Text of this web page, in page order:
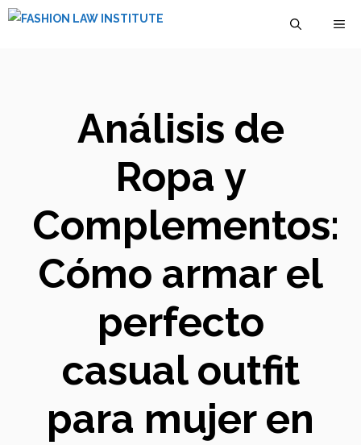
Saltar
Análisis de
Ropa y
Complementos:
Cómo armar el
perfecto
casual outfit
para mujer en